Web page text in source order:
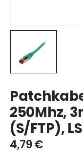
250Mhz,
(S/FTP),
4,79€